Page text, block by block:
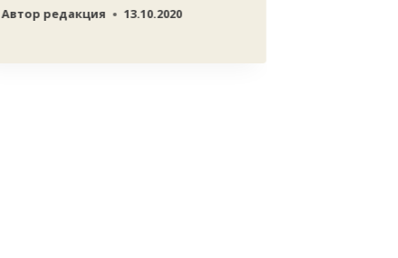
Автор редакция 13.10.2020